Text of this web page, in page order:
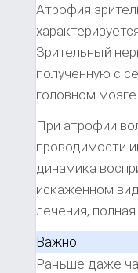
Атрофия
Зрительный
полученную с
головном мозге.
При атрофии
проводимости
динамика
искаженном
лечения,
Важно
Раньше даже